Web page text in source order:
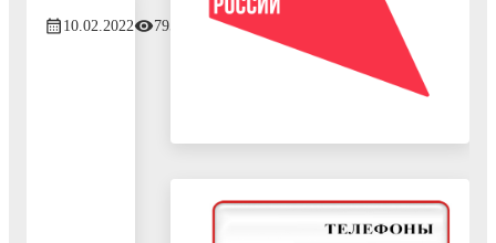
10.02.2022 795